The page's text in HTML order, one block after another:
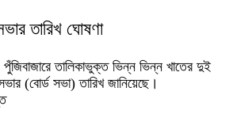
তারিখ ঘোষণা
পুঁজিবাজারে তালিকাভুক্ত ভিন্ন ভিন্ন খাতের দুই
(বোর্ড সভা) তারিখ জানিয়েছে।